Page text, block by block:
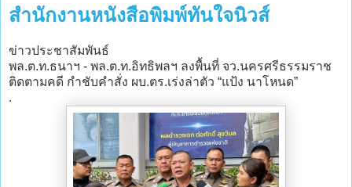
สำนักงานหนังสือพิมพ์ทันใจนิวส์
ข่าวประชาสัมพันธ์
พล.ต.ท.ธนาฯ - พล.ต.ท.อิทธิพลฯ ลงพื้นที่ จว.นครศรีธรรมราช
ติดตามคดี กำชับคำสั่ง ผบ.ตร.เร่งล่าตัว “แป้ง นาโหนด”
.